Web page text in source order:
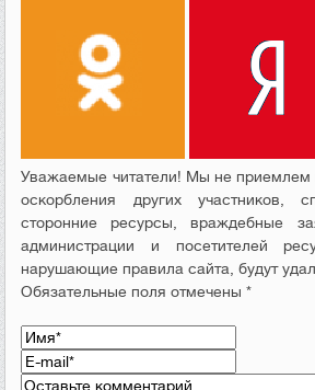
Уважаемые читатели! Мы не приемлем
оскорбления других
сторонние ресурсы, враждебные
администрации и посетителей
нарушающие правила сайта, будут
Обязательные поля отмечены *